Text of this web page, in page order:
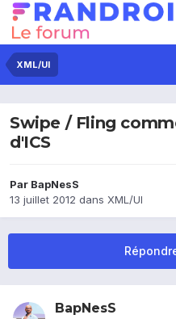
XML/UI
Swipe / Fling
d'ICS
Par BapNesS
13 juillet 2012 dans XML/UI
BapNesS